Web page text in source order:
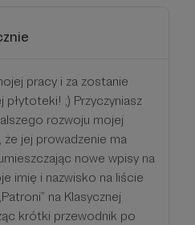
pracy i za zostanie
płytoteki! ;) Przyczyniasz
rozwoju mojej
że jej prowadzenie ma
nowe wpisy na
imię i nazwisko na liście
na Klasycznej
krótki przewodnik po